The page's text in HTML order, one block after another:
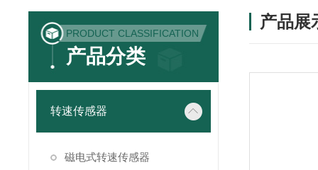
PRODUCT CLASSIFICATION
产品分类
转速传感器
磁电式转速传感器
产品展